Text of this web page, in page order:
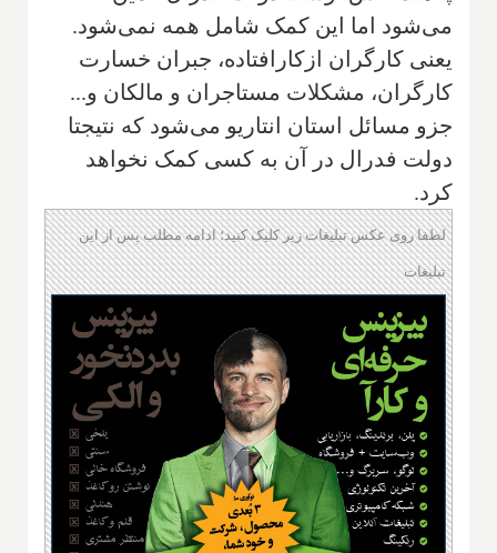
می‌شود اما این کمک شامل همه نمی‌شود.
یعنی کارگران ازکارافتاده، جبران خسارت
کارگران، مشکلات مستاجران و مالکان و...
جزو مسائل استان انتاریو می‌شود که نتیجتا
دولت فدرال در آن به کسی کمک نخواهد
کرد.
لطفا روی عکس تبلیغات زیر کلیک کنید؛ ادامه مطلب پس از این
تبلیغات